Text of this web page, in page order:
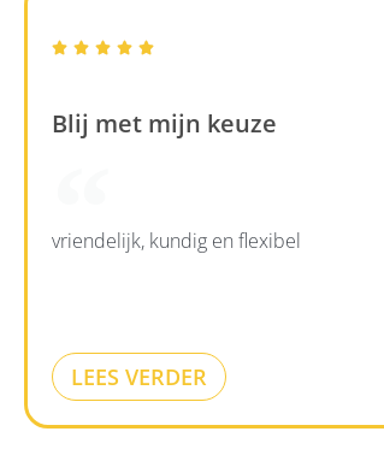
    
Blij met mijn keuze
vriendelijk, kundig en flexibel
LEES VERDER